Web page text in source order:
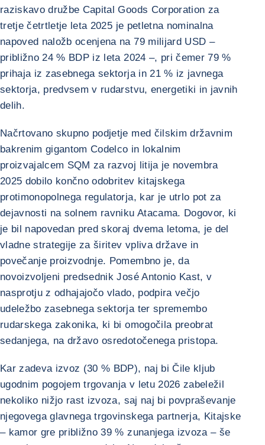
raziskavo družbe Capital Goods Corporation za
tretje četrtletje leta 2025 je petletna nominalna
napoved naložb ocenjena na 79 milijard USD –
približno 24 % BDP iz leta 2024 –, pri čemer 79 %
prihaja iz zasebnega sektorja in 21 % iz javnega
sektorja, predvsem v rudarstvu, energetiki in javnih
delih.
Načrtovano skupno podjetje med čilskim državnim
bakrenim gigantom Codelco in lokalnim
proizvajalcem SQM za razvoj litija je novembra
2025 dobilo končno odobritev kitajskega
protimonopolnega regulatorja, kar je utrlo pot za
dejavnosti na solnem ravniku Atacama. Dogovor, ki
je bil napovedan pred skoraj dvema letoma, je del
vladne strategije za širitev vpliva države in
povečanje proizvodnje. Pomembno je, da
novoizvoljeni predsednik José Antonio Kast, v
nasprotju z odhajajočo vlado, podpira večjo
udeležbo zasebnega sektorja ter spremembo
rudarskega zakonika, ki bi omogočila preobrat
sedanjega, na državo osredotočenega pristopa.
Kar zadeva izvoz (30 % BDP), naj bi Čile kljub
ugodnim pogojem trgovanja v letu 2026 zabeležil
nekoliko nižjo rast izvoza, saj naj bi povpraševanje
njegovega glavnega trgovinskega partnerja, Kitajske
– kamor gre približno 39 % zunanjega izvoza – še